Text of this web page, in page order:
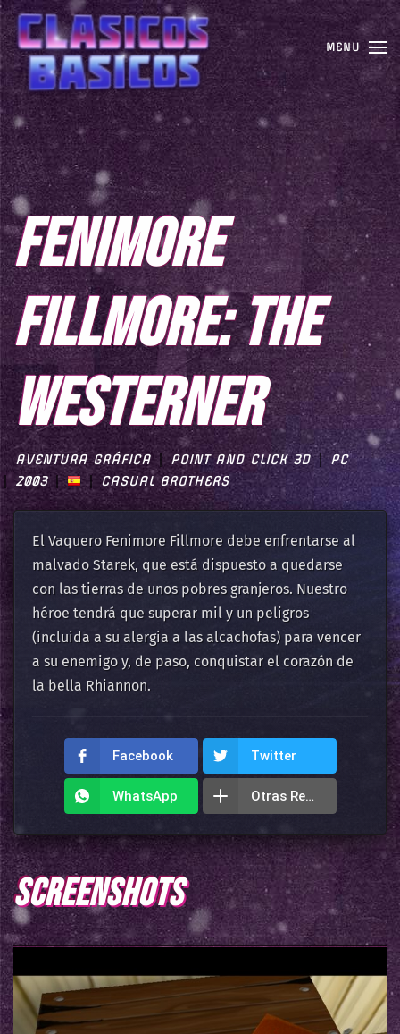
MENU
FENIMORE
FILLMORE: THE
WESTERNER
AVENTURA GRÁFICA POINT AND CLICK 3D
PC
2003
CASUAL BROTHERS
El Vaquero Fenimore Fillmore debe enfrentarse al
malvado Starek, que está dispuesto a quedarse
con las tierras de unos pobres granjeros. Nuestro
héroe tendrá que superar mil y un peligros
(incluida a su alergia a las alcachofas) para vencer
a su enemigo y, de paso, conquistar el corazón de
la bella Rhiannon.
Facebook Twitter
WhatsApp Otras Redes
SCREENSHOTS